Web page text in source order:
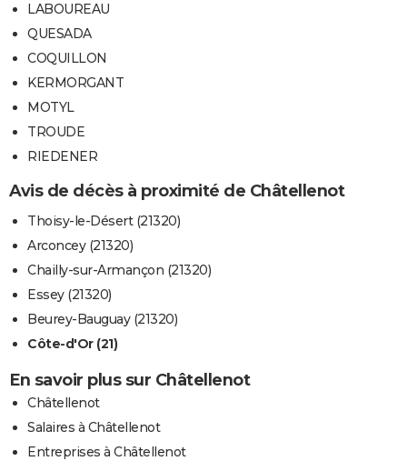
LABOUREAU
QUESADA
COQUILLON
KERMORGANT
MOTYL
TROUDE
RIEDENER
Avis de décès à proximité de Châtellenot
Thoisy-le-Désert (21320)
Arconcey (21320)
Chailly-sur-Armançon (21320)
Essey (21320)
Beurey-Bauguay (21320)
Côte-d'Or (21)
En savoir plus sur Châtellenot
Châtellenot
Salaires à Châtellenot
Entreprises à Châtellenot